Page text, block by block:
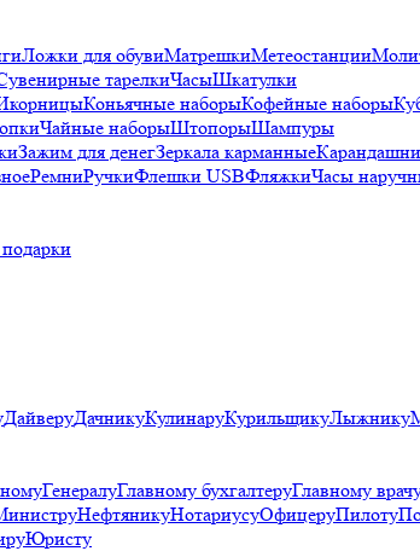
Ложки для обувиМатрешкиМетеостанции
тарелкиЧасыШкатулки
Коньячные наборыКофейные наборы
Чайные наборыШтопорыШампуры
Зажим для денегЗеркала карманные
РемниРучкиФлешки USBФляжкиЧасы
ДайверуДачникуКулинаруКурильщикуЛыжнику
ГенералуГлавному бухгалтеруГлавному
НефтяникуНотариусуОфицеруПилоту
Юристу